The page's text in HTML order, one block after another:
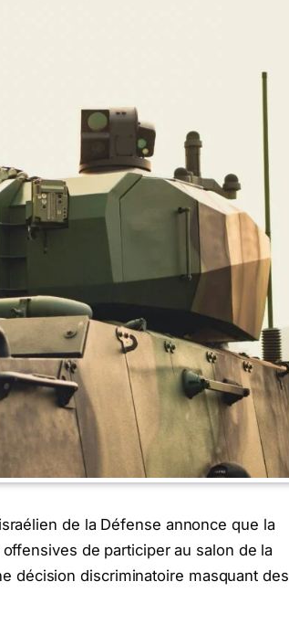
de la Défense annonce que la
de participer au salon de la
décision discriminatoire masquant des